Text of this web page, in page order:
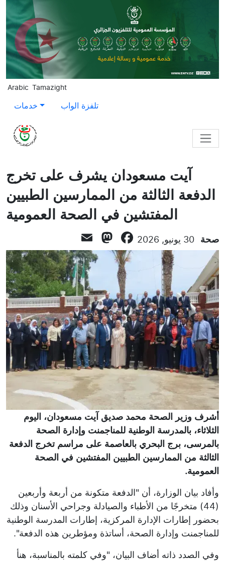
Skip to main content
Arabic Tamazight
خدمات تلفزة الواب
آيت مسعودان يشرف على تخرج
الدفعة الثالثة من الممارسين الطبيين
المفتشين في الصحة العمومية
صحة 30 يونيو, 2026 Facebook
Mastodon
أشرف وزير الصحة محمد صديق آيت مسعودان، اليوم
الثلاثاء، بالمدرسة الوطنية للمناجمنت وإدارة الصحة
بالمرسى، برج البحري بالعاصمة على مراسم تخرج الدفعة
الثالثة من الممارسين الطبيين المفتشين في الصحة
العمومية.
وأفاد بيان الوزارة، أن "الدفعة متكونة من أربعة وأربعين
(44) متخرجًا من الأطباء والصيادلة وجراحي الأسنان وذلك
بحضور إطارات الإدارة المركزية، إطارات المدرسة الوطنية
للمناجمنت وإدارة الصحة، أساتذة ومؤطرين هذه الدفعة".
وفي الصدد ذاته أضاف البيان، "وفي كلمته بالمناسبة، هنأ